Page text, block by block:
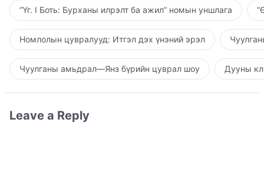
“Үг. I Боть: Бурханы илрэлт ба ажил” номын уншлага
Номлолын цувралууд: Итгэл дэх үнэний эрэл
Чуулганы амьдрал—Янз бүрийн цуврал шоу Дууны
Leave a Reply